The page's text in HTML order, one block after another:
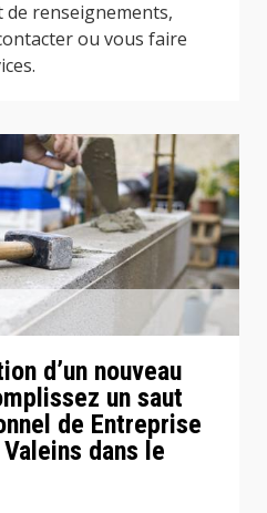
de renseignements,
ou vous faire
d’un nouveau
un saut
de Entreprise
dans le